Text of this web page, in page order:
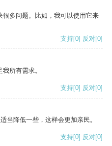
多问题。比如，我可以使用它来
支持[0] 反对[0]
所有需求。
支持[0] 反对[0]
当降低一些，这样会更加亲民。
支持[0] 反对[0]